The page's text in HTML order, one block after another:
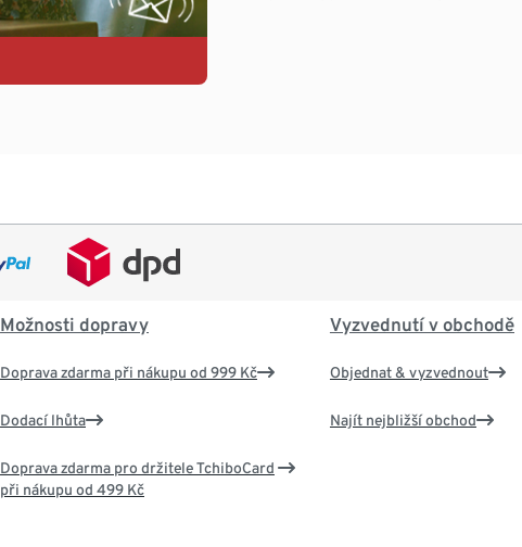
Možnosti dopravy
Doprava zdarma při nákupu od 999 Kč
Dodací lhůta
Doprava zdarma pro držitele TchiboCard
při nákupu od 499 Kč
Vyzvednutí v obchodě
Objednat & vyzvednout
Najít nejbližší obchod